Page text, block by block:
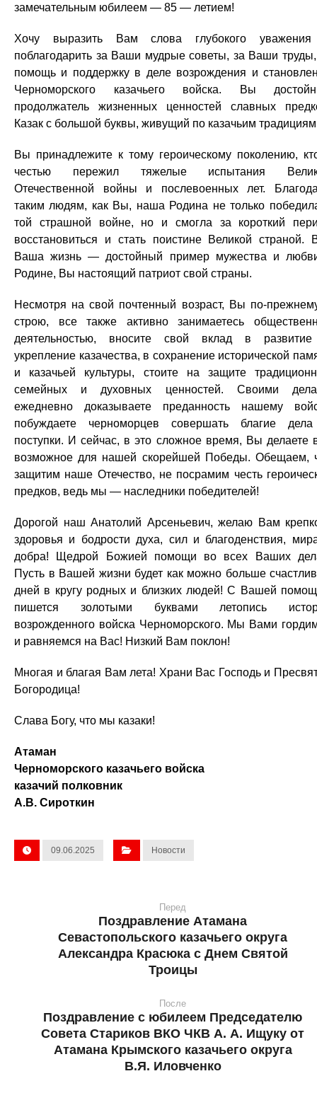
замечательным юбилеем — 85 — летием!
Хочу выразить Вам слова глубокого
поблагодарить за Ваши мудрые советы, за Ваши
помощь и поддержку в деле возрождения и
Черноморского казачьего войска. Вы
продолжатель жизненных ценностей славных
Казак с большой буквы, живущий по казачьим
Вы принадлежите к тому героическому поколению,
честью пережил тяжелые испытания
Отечественной войны и послевоенных лет.
таким людям, как Вы, наша Родина не только
той страшной войне, но и смогла за короткий
восстановиться и стать поистине Великой страной.
Ваша жизнь — достойный пример мужества и
Родине, Вы настоящий патриот свой страны.
Несмотря на свой почтенный возраст, Вы по-
строю, все также активно занимаетесь
деятельностью, вносите свой вклад в
укрепление казачества, в сохранение исторической
и казачьей культуры, стоите на защите
семейных и духовных ценностей. Своими
ежедневно доказываете преданность нашему
побуждаете черноморцев совершать благие
поступки. И сейчас, в это сложное время, Вы делаете
возможное для нашей скорейшей Победы. Обещаем,
защитим наше Отечество, не посрамим честь
предков, ведь мы — наследники победителей!
Дорогой наш Анатолий Арсеньевич, желаю Вам
здоровья и бодрости духа, сил и благоденствия,
добра! Щедрой Божией помощи во всех Ваших
Пусть в Вашей жизни будет как можно больше
дней в кругу родных и близких людей! С Вашей
пишется золотыми буквами летопись
возрожденного войска Черноморского. Мы Вами
и равняемся на Вас! Низкий Вам поклон!
Многая и благая Вам лета! Храни Вас Господь и
Богородица!
Слава Богу, что мы казаки!
Атаман
Черноморского казачьего войска
казачий полковник
А.В. Сироткин
09.06.2025 Новости
Перед
Поздравление Атамана
Севастопольского казачьего округа
Александра Красюка с Днем Святой
Троицы
После
Поздравление с юбилеем Председателю
Совета Стариков ВКО ЧКВ А. А. Ищуку от
Атамана Крымского казачьего округа
В.Я. Иловченко